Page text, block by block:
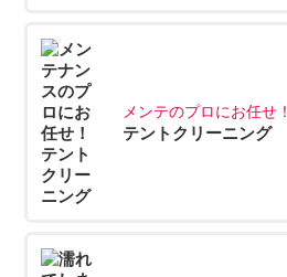
メンテのプロにお任せ！
テントクリーニング